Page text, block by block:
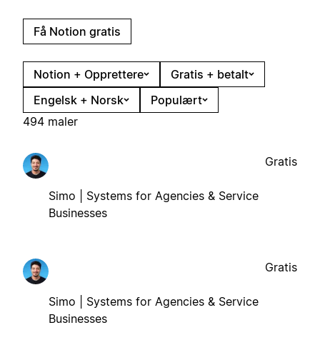
Få Notion gratis
Notion + Opprettere
Gratis + betalt
Engelsk + Norsk
Populært
494 maler
Simo | Systems for Agencies & Service
Businesses
Gratis
Simo | Systems for Agencies & Service
Businesses
Gratis